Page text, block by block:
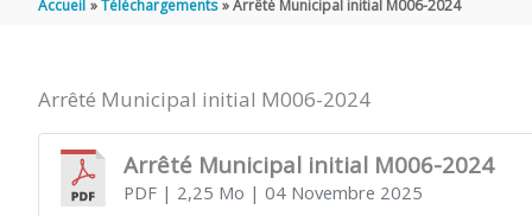
LAURENT
Accueil Téléchargements Arrêté Municipal initial M006-2024
Arrêté Municipal initial M006-2024
Arrêté Municipal initial M006-2024
PDF| 2,25 Mo | 04 Novembre 2025